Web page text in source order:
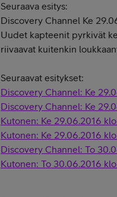
Seuraava esitys:
Discovery Channel Ke
Uudet kapteenit pyrkivät
riivaavat kuitenkin
Seuraavat esitykset:
Discovery Channel: Ke
Discovery Channel: Ke
Kutonen: Ke 29.06.2016
Kutonen: Ke 29.06.2016
Discovery Channel: To
Kutonen: To 30.06.2016